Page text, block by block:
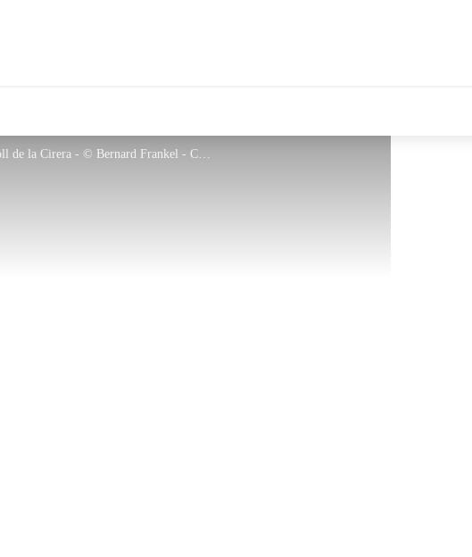
Vue sur le Canigó depuis le Coll de la Cirera - © Bernard Frankel - CD66